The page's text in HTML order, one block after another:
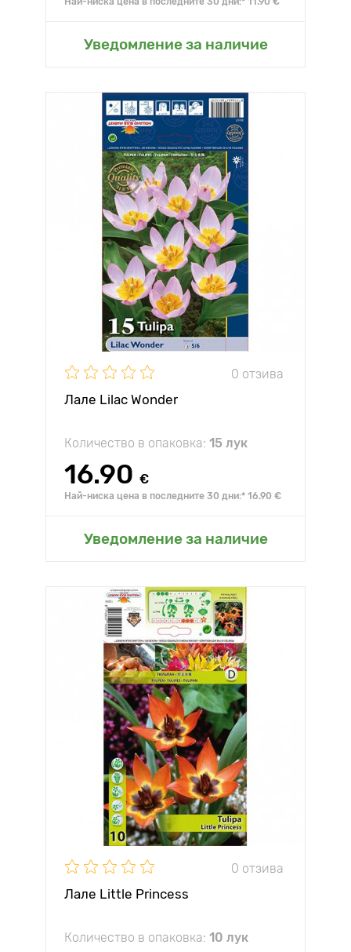
Уведомление за наличие
0 отзива
Лале Lilac Wonder
Количество в опаковка: 15 лук
16.90 €
Най-ниска цена в последните 30 дни:* 16.90 €
Уведомление за наличие
0 отзива
Лале Little Princess
Количество в опаковка: 10 лук